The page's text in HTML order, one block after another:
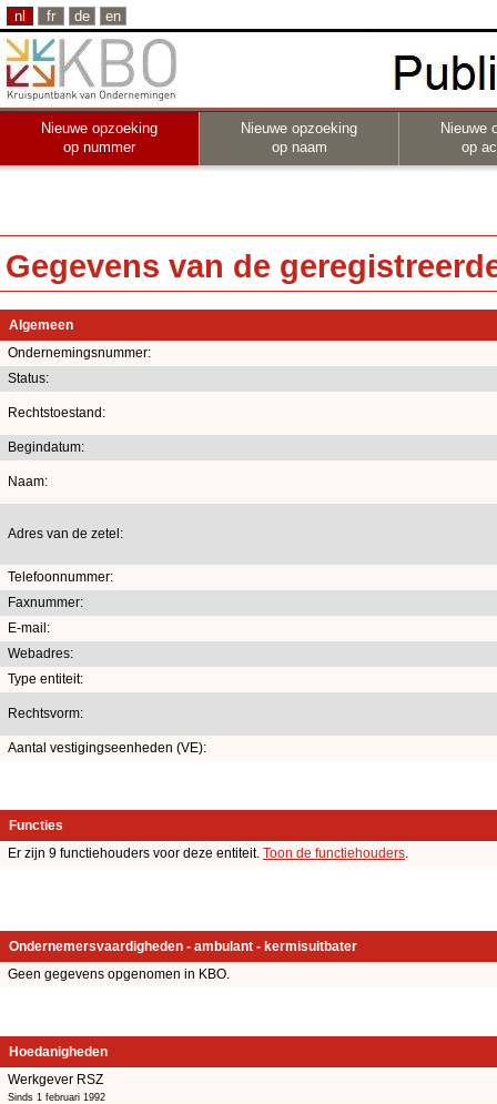
nl fr de en
Nieuwe opzoeking
op nummer
Nieuwe opzoeking
op naam
Nieuwe
op
Gegevens van de
Algemeen
Ondernemingsnummer:
Status:
Rechtstoestand:
Begindatum:
Naam:
Adres van de zetel:
Telefoonnummer:
Faxnummer:
E-mail:
Webadres:
Type entiteit:
Rechtsvorm:
Aantal vestigingseenheden (VE):
Functies
Er zijn 9 functiehouders voor deze entiteit. Toon de functiehouders.
Ondernemersvaardigheden - ambulant - kermisuitbater
Geen gegevens opgenomen in KBO.
Hoedanigheden
Werkgever RSZ
Sinds 1 februari 1992